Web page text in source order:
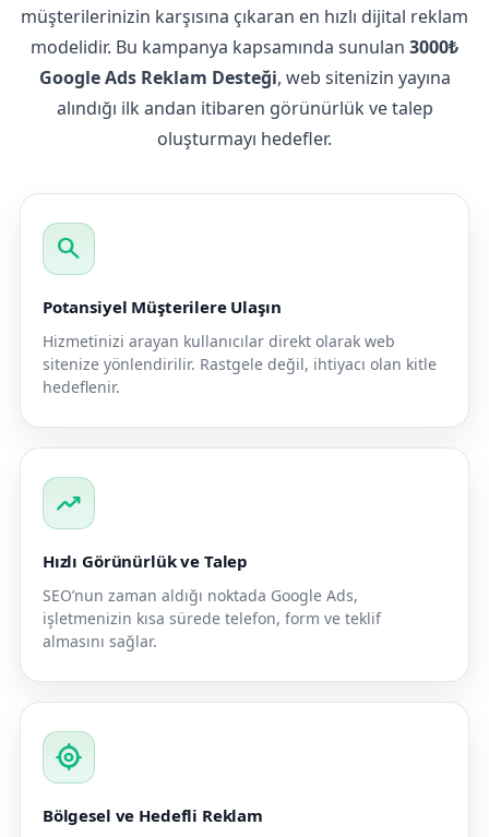
müşterilerinizin karşısına çıkaran en hızlı dijital reklam
modelidir. Bu kampanya kapsamında sunulan 3000₺
Google Ads Reklam Desteği, web sitenizin yayına
alındığı ilk andan itibaren görünürlük ve talep
oluşturmayı hedefler.
search
Potansiyel Müşterilere Ulaşın
Hizmetinizi arayan kullanıcılar direkt olarak web
sitenize yönlendirilir. Rastgele değil, ihtiyacı olan kitle
hedeflenir.
trending_up
Hızlı Görünürlük ve Talep
SEO’nun zaman aldığı noktada Google Ads,
işletmenizin kısa sürede telefon, form ve teklif
almasını sağlar.
my_location
Bölgesel ve Hedefli Reklam